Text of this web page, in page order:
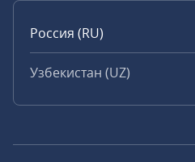
Россия (RU)
Узбекистан (UZ)